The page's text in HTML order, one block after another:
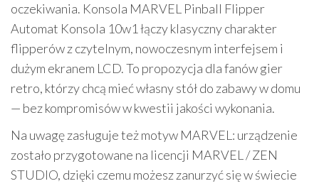
oczekiwania. Konsola MARVEL Pinball Flipper
Automat Konsola 10w1 łączy klasyczny charakter
flipperów z czytelnym, nowoczesnym interfejsem i
dużym ekranem LCD. To propozycja dla fanów gier
retro, którzy chcą mieć własny stół do zabawy w domu
— bez kompromisów w kwestii jakości wykonania.
Na uwagę zasługuje też motyw MARVEL: urządzenie
zostało przygotowane na licencji MARVEL / ZEN
STUDIO, dzięki czemu możesz zanurzyć się w świecie